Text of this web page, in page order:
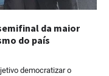
da maior
do país
democratizar o